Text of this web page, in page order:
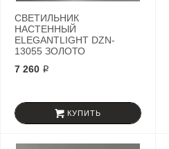
СВЕТИЛЬНИК
НАСТЕННЫЙ
ELEGANTLIGHT DZN-
13055 ЗОЛОТО
7 260 ₽
КУПИТЬ